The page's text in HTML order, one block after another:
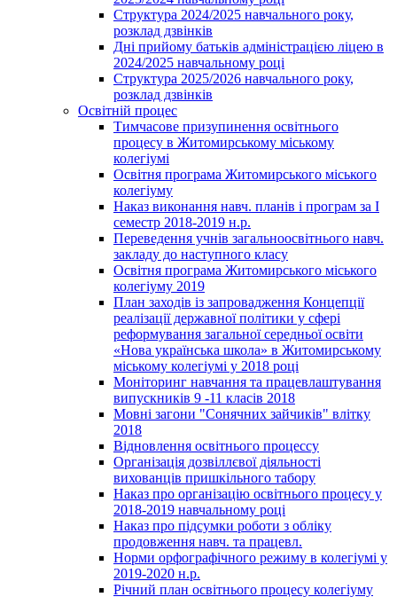
Структура 2024/2025 навчального року,
розклад дзвінків
Дні прийому батьків адміністрацією ліцею в
2024/2025 навчальному році
Структура 2025/2026 навчального року,
розклад дзвінків
Освітній процес
Тимчасове призупинення освітнього
процесу в Житомирському міському
колегіумі
Освітня програма Житомирського міського
колегіуму
Наказ виконання навч. планів і програм за І
семестр 2018-2019 н.р.
Переведення учнів загальноосвітнього навч.
закладу до наступного класу
Освітня програма Житомирського міського
колегіуму 2019
План заходів із запровадження Концепції
реалізації державної політики у сфері
реформування загальної середньої освіти
«Нова українська школа» в Житомирському
міському колегіумі у 2018 році
Моніторинг навчання та працевлаштування
випускників 9 -11 класів 2018
Мовні загони "Сонячних зайчиків" влітку
2018
Відновлення освітнього процессу
Організація дозвіллєвої діяльності
вихованців пришкільного табору
Наказ про організацію освітнього процесу у
2018-2019 навчальному році
Наказ про підсумки роботи з обліку
продовження навч. та працевл.
Норми орфографічного режиму в колегіумі у
2019-2020 н.р.
Річний план освітнього процесу колегіуму